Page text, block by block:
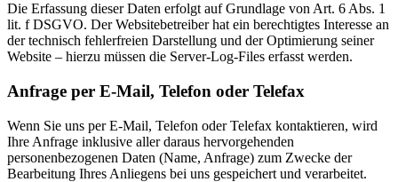
Die Erfassung dieser Daten erfolgt auf Grundlage von Art. 6 Abs. 1
lit. f DSGVO. Der Websitebetreiber hat ein berechtigtes Interesse an
der technisch fehlerfreien Darstellung und der Optimierung seiner
Website – hierzu müssen die Server-Log-Files erfasst werden.
Anfrage per E-Mail, Telefon oder Telefax
Wenn Sie uns per E-Mail, Telefon oder Telefax kontaktieren, wird
Ihre Anfrage inklusive aller daraus hervorgehenden
personenbezogenen Daten (Name, Anfrage) zum Zwecke der
Bearbeitung Ihres Anliegens bei uns gespeichert und verarbeitet.